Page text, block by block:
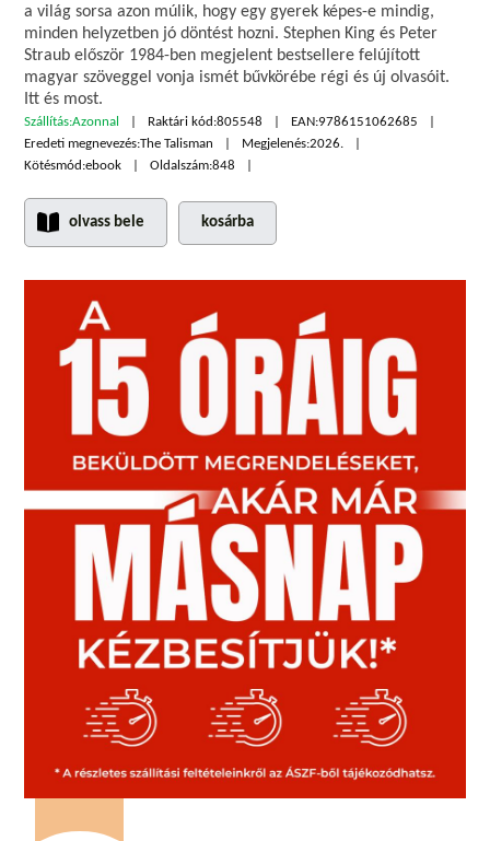
a világ sorsa azon múlik, hogy egy gyerek képes-e mindig,
minden helyzetben jó döntést hozni. Stephen King és Peter
Straub először 1984-ben megjelent bestsellere felújított
magyar szöveggel vonja ismét bűvkörébe régi és új olvasóit.
Itt és most.
Szállítás:Azonnal Raktári kód:805548 EAN:9786151062685
Eredeti megnevezés:The Talisman Megjelenés:2026.
Kötésmód:ebook Oldalszám:848
olvass bele kosárba